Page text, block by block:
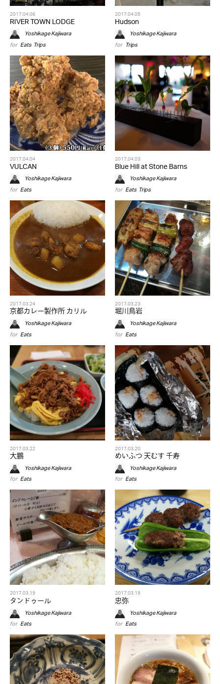
2017.04.06
RIVER TOWN LODGE
Yoshikage Kajiwara
for Eats, Trips
2017.04.05
Hudson
Yoshikage Kajiwara
for Trips
2017.04.04
VULCAN
Yoshikage Kajiwara
for Eats
2017.04.03
Blue Hill at Stone Barns
Yoshikage Kajiwara
for Eats, Trips
2017.03.24
京都カレー製作所 カリル
Yoshikage Kajiwara
for Eats
2017.03.23
堀川鳥岩
Yoshikage Kajiwara
for Eats
2017.03.22
大鵬
Yoshikage Kajiwara
for Eats
2017.03.20
めいふつ 天むす 千寿
Yoshikage Kajiwara
for Eats
2017.03.19
タンドゥール
Yoshikage Kajiwara
for Eats
2017.03.19
忠弥
Yoshikage Kajiwara
for Eats